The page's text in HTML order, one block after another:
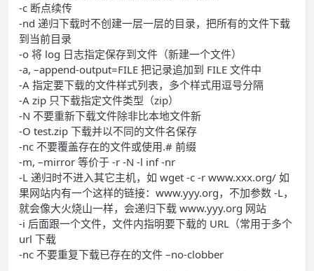
-c 断点续传
-nd 递归下载时不创建一层一层的目录，把所有的文件下载
到当前目录
-o 将 log 日志指定保存到文件（新建一个文件）
-a, –append-output=FILE 把记录追加到 FILE 文件中
-A 指定要下载的文件样式列表，多个样式用逗号分隔
-A zip 只下载指定文件类型（zip）
-N 不要重新下载文件除非比本地文件新
-O test.zip 下载并以不同的文件名保存
-nc 不要覆盖存在的文件或使用.# 前缀
-m, –mirror 等价于 -r -N -l inf -nr
-L 递归时不进入其它主机，如 wget -c -r www.xxx.org/ 如
果网站内有一个这样的链接：www.yyy.org，不加参数 -L，
就会像大火烧山一样，会递归下载 www.yyy.org 网站
-i 后面跟一个文件，文件内指明要下载的 URL（常用于多个
url 下载
-nc 不要重复下载已存在的文件 –no-clobber